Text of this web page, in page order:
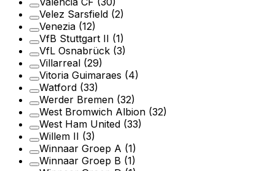
Velez Sarsfield (2)
Venezia (12)
VfB Stuttgart II (1)
VfL Osnabrück (3)
Villarreal (29)
Vitoria Guimaraes (4)
Watford (33)
Werder Bremen (32)
West Bromwich Albion (32)
West Ham United (33)
Willem II (3)
Winnaar Groep A (1)
Winnaar Groep B (1)